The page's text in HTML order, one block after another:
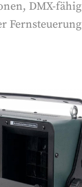
DMX-fähig
Fernsteuerung